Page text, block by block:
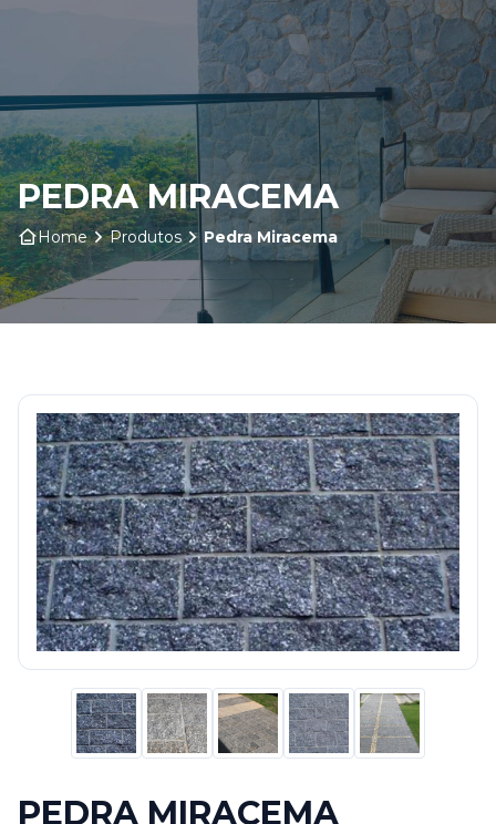
Home
Sobre nós
Produtos
Insumos
Serviços
Blog
PEDRA MIRACEMA
Home Produtos Pedra Miracema
PEDRA MIRACEMA